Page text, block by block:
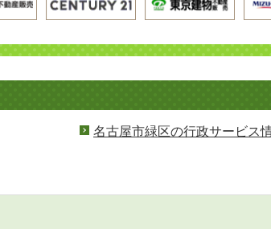
名古屋市緑区の行政サービス